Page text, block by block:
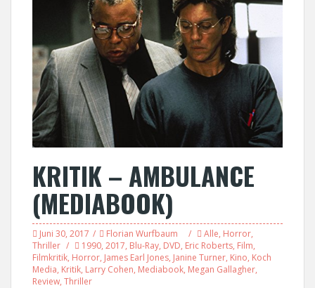
KRITIK – AMBULANCE
(MEDIABOOK)
Juni 30, 2017 Florian Wurfbaum Alle, Horror,
Thriller
1990, 2017, Blu-Ray, DVD, Eric Roberts, Film,
Filmkritik, Horror, James Earl Jones, Janine Turner, Kino, Koch
Media, Kritik, Larry Cohen, Mediabook, Megan Gallagher,
Review, Thriller